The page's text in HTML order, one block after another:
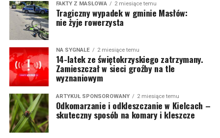
FAKTY Z MASŁOWA 2 miesiące temu
Tragiczny wypadek w gminie Masłów:
nie żyje rowerzysta
NA SYGNALE 2 miesiące temu
14-latek ze świętokrzyskiego zatrzymany.
Zamieszczał w sieci groźby na tle
wyznaniowym
ARTYKUŁ SPONSOROWANY 2 miesiące temu
Odkomarzanie i odkleszczanie w Kielcach –
skuteczny sposób na komary i kleszcze